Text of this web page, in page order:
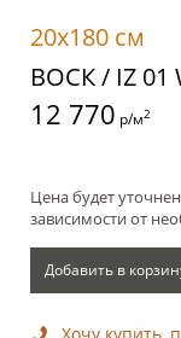
20x180 см
ВОСК / IZ 01
12 770 р/м2
Цена будет
зависимости от
Добавить в